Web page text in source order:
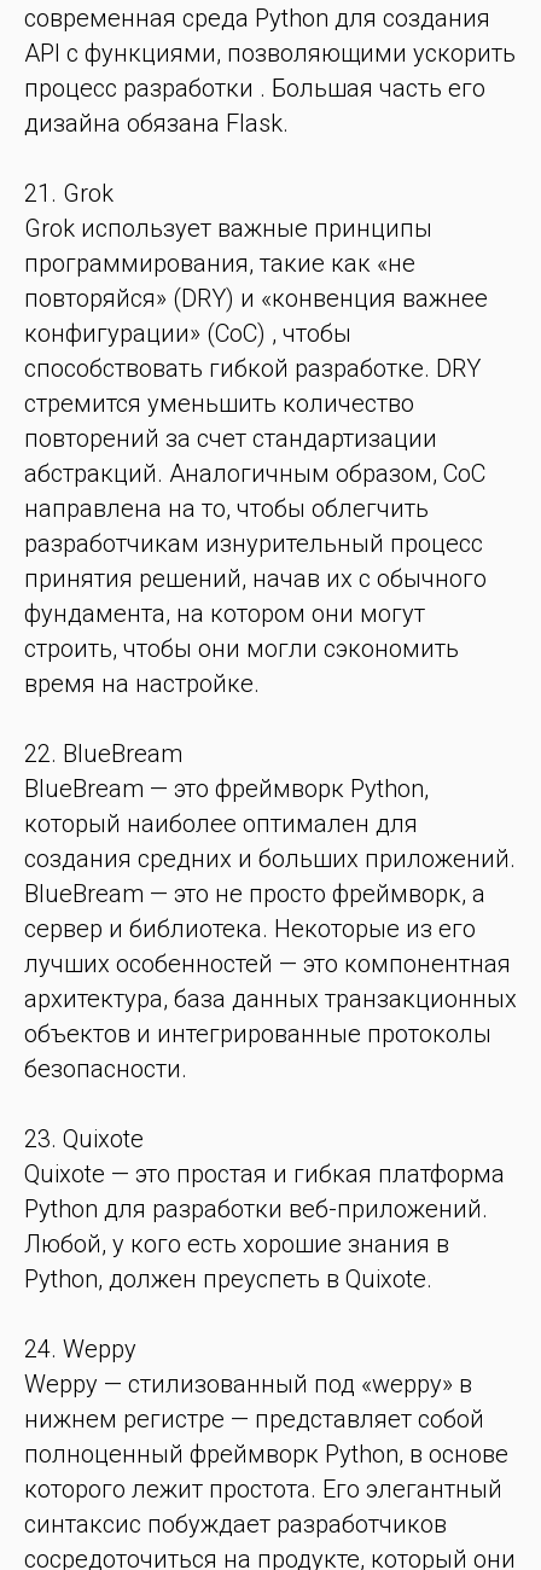
современная среда Python для создания
API с функциями, позволяющими ускорить
процесс разработки . Большая часть его
дизайна обязана Flask.
21. Grok
Grok использует важные принципы
программирования, такие как «не
повторяйся» (DRY) и «конвенция важнее
конфигурации» (CoC) , чтобы
способствовать гибкой разработке. DRY
стремится уменьшить количество
повторений за счет стандартизации
абстракций. Аналогичным образом, CoC
направлена на то, чтобы облегчить
разработчикам изнурительный процесс
принятия решений, начав их с обычного
фундамента, на котором они могут
строить, чтобы они могли сэкономить
время на настройке.
22. BlueBream
BlueBream — это фреймворк Python,
который наиболее оптимален для
создания средних и больших приложений.
BlueBream — это не просто фреймворк, а
сервер и библиотека. Некоторые из его
лучших особенностей — это компонентная
архитектура, база данных транзакционных
объектов и интегрированные протоколы
безопасности.
23. Quixote
Quixote — это простая и гибкая платформа
Python для разработки веб-приложений.
Любой, у кого есть хорошие знания в
Python, должен преуспеть в Quixote.
24. Weppy
Weppy — стилизованный под «weppy» в
нижнем регистре — представляет собой
полноценный фреймворк Python, в основе
которого лежит простота. Его элегантный
синтаксис побуждает разработчиков
сосредоточиться на продукте, который они